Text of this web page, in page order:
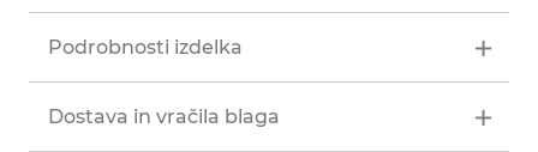
Podrobnosti izdelka
Dostava in vračila blaga